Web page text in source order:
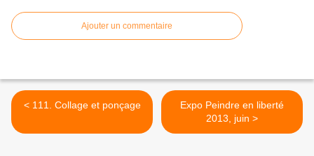
Ajouter un commentaire
< 111. Collage et ponçage
Expo Peindre en liberté
2013, juin >